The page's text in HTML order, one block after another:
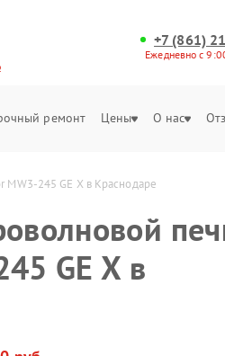
+7 (861)
Ежедневно с
ремонт Цены О нас
MW3-245 GE X в Краснодаре
GE X в